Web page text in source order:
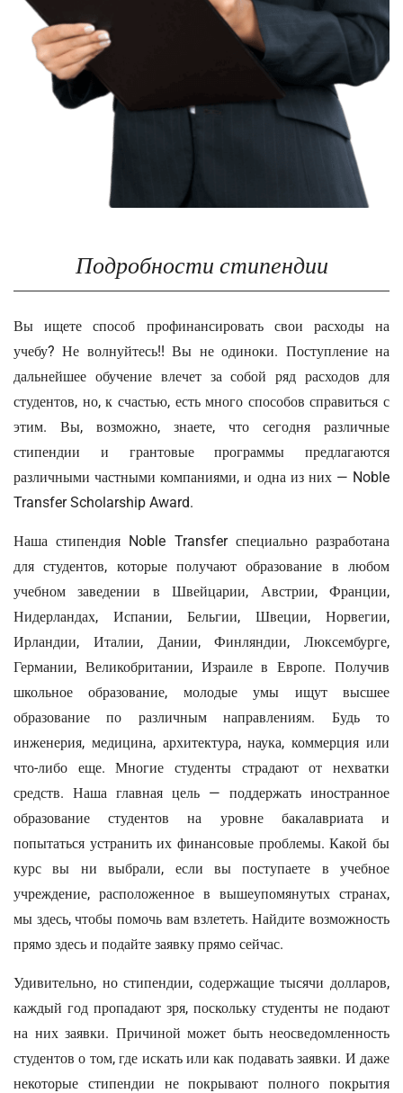
Подробности стипендии
Вы ищете способ профинансировать свои расходы на
учебу? Не волнуйтесь!! Вы не одиноки. Поступление на
дальнейшее обучение влечет за собой ряд расходов для
студентов, но, к счастью, есть много способов справиться с
этим. Вы, возможно, знаете, что сегодня различные
стипендии и грантовые программы предлагаются
различными частными компаниями, и одна из них — Noble
Transfer Scholarship Award.
Наша стипендия Noble Transfer специально разработана
для студентов, которые получают образование в любом
учебном заведении в Швейцарии, Австрии, Франции,
Нидерландах, Испании, Бельгии, Швеции, Норвегии,
Ирландии, Италии, Дании, Финляндии, Люксембурге,
Германии, Великобритании, Израиле в Европе. Получив
школьное образование, молодые умы ищут высшее
образование по различным направлениям. Будь то
инженерия, медицина, архитектура, наука, коммерция или
что-либо еще. Многие студенты страдают от нехватки
средств. Наша главная цель — поддержать иностранное
образование студентов на уровне бакалавриата и
попытаться устранить их финансовые проблемы. Какой бы
курс вы ни выбрали, если вы поступаете в учебное
учреждение, расположенное в вышеупомянутых странах,
мы здесь, чтобы помочь вам взлететь. Найдите возможность
прямо здесь и подайте заявку прямо сейчас.
Удивительно, но стипендии, содержащие тысячи долларов,
каждый год пропадают зря, поскольку студенты не подают
на них заявки. Причиной может быть неосведомленность
студентов о том, где искать или как подавать заявки. И даже
некоторые стипендии не покрывают полного покрытия